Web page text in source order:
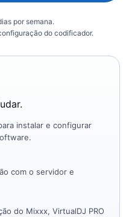
por semana.
do codificador.
instalar e configurar
com o servidor e
do Mixxx, VirtualDJ PRO